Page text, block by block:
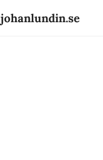
johanlundin.se